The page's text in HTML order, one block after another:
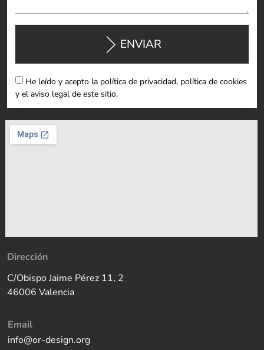
He leído y acepto la política de privacidad, política de cookies
y el aviso legal de este sitio.
ENVIAR
Dirección
C/Obispo Jaime Pérez 11, 2
46006 Valencia
Email
info@or-design.org